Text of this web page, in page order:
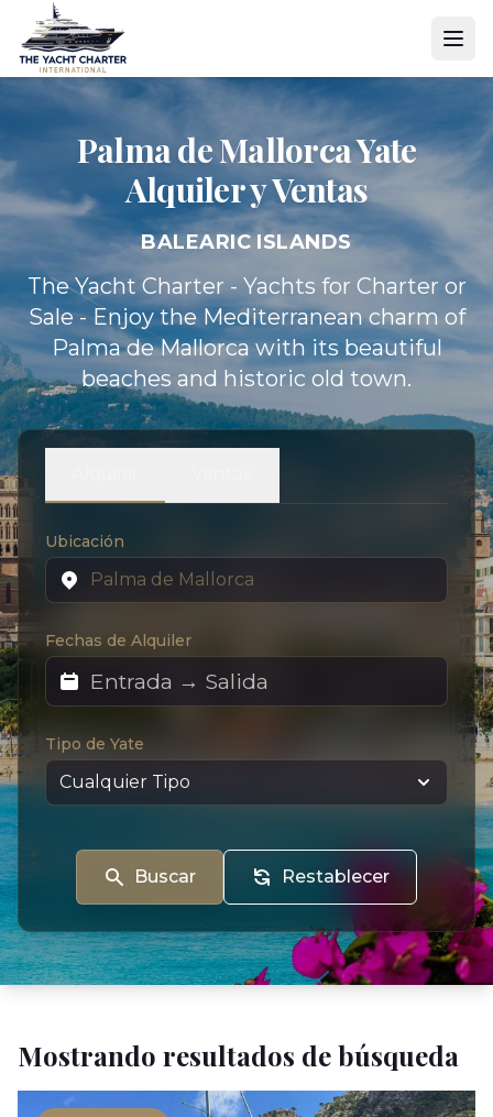
Palma de Mallorca Yate
Alquiler y Ventas
BALEARIC ISLANDS
The Yacht Charter - Yachts for Charter or
Sale - Enjoy the Mediterranean charm of
Palma de Mallorca with its beautiful
beaches and historic old town.
Ubicación
Fechas de Alquiler
Tipo de Yate
Buscar Restablecer
Mostrando resultados de búsqueda